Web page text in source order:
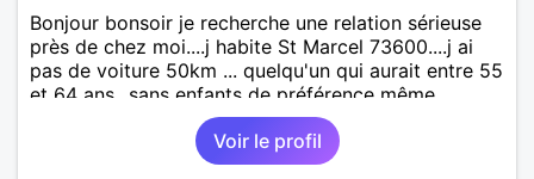
Bonjour bonsoir je recherche une relation sérieuse
près de chez moi....j habite St Marcel 73600....j ai
pas de voiture 50km ... quelqu'un qui aurait entre 55
et 64 ans...sans enfants de préférence même
adultes et qui n aurait garder aucun contact avec
une où plusieurs ex...si vous correspondez à ma
recherche ecrivez moi je vous répondrai...
Voir le profil